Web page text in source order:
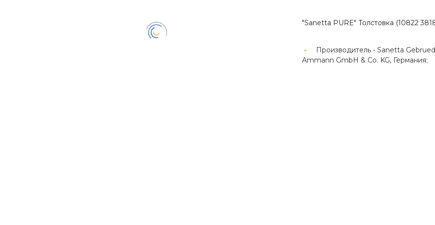
"Sanetta PURE" Толстовка (10822
Производитель - Sanetta
Ammann GmbH & Co. KG, Германия;